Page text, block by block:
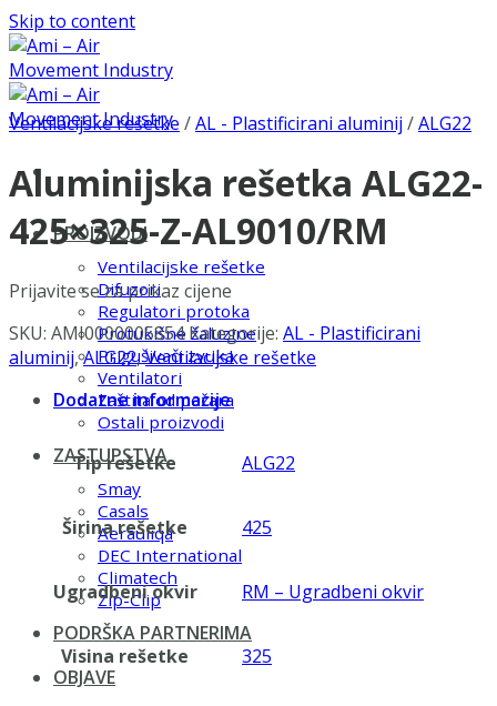
Skip to content
PROIZVODI
Ventilacijske rešetke
Difuzori
Regulatori protoka
Protukišne žaluzine
Prigušivači zvuka
Ventilatori
Zaštita od požara
Ostali proizvodi
ZASTUPSTVA
Smay
Casals
Aerauliqa
DEC International
Climatech
Zip-Clip
PODRŠKA PARTNERIMA
OBJAVE
Ventilacijske rešetke /AL - Plastificirani aluminij /ALG22
Aluminijska rešetka ALG22-
425×325-Z-AL9010/RM
Prijavite se za prikaz cijene
SKU: AMI0000005854 Kategorije: AL - Plastificirani
aluminij,ALG22,Ventilacijske rešetke
Dodatne informacije
Tip rešetke ALG22
Širina rešetke 425
Ugradbeni okvir RM – Ugradbeni okvir
Visina rešetke 325